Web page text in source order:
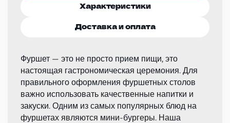
Характеристики
Доставка и оплата
Фуршет — это не просто прием пищи, это
настоящая гастрономическая церемония. Для
правильного оформления фуршетных столов
важно использовать качественные напитки и
закуски. Одним из самых популярных блюд на
фуршетах являются мини-бургеры. Наша